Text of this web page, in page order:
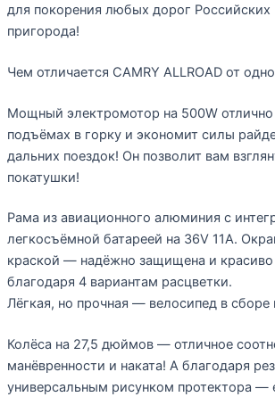
для покорения любых дорог Российских
пригорода!
Чем отличается CAMRY ALLROAD от
Мощный электромотор на 500W отлично
подъёмах в горку и экономит силы
дальних поездок! Он позволит вам
покатушки!
Рама из авиационного алюминия с
легкосъёмной батареей на 36V 11A.
краской — надёжно защищена и красиво
благодаря 4 вариантам расцветки.
Лёгкая, но прочная — велосипед в сборе
Колёса на 27,5 дюймов — отличное
манёвренности и наката! А благодаря
универсальным рисунком протектора —